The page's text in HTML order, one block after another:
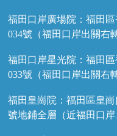
福田口岸廣場院：福田
034號（福田口岸出關右
福田口岸星光院：福田
033號（福田口岸出關右
福田皇崗院：福田區皇
號地鋪全層（近福田口岸